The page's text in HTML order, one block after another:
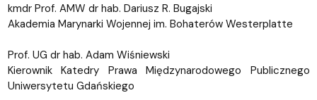
kmdr Prof. AMW dr hab. Dariusz R. Bugajski
Akademia Marynarki Wojennej im. Bohaterów Westerplatte
Prof. UG dr hab. Adam Wiśniewski
Kierownik Katedry Prawa Międzynarodowego Publicznego
Uniwersytetu Gdańskiego